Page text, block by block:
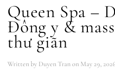
Queen Spa –
Đông y &
thư giãn
Written by Duyen Tranon May 29, 2026